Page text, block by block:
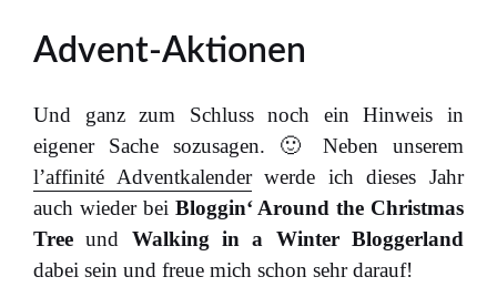
Advent-Aktionen
Und ganz zum Schluss noch ein Hinweis in
eigener Sache sozusagen. 🙂 Neben unserem
l’affinité Adventkalenderwerde ich dieses Jahr
auch wieder bei Bloggin‘ Around the Christmas
Tree und Walking in a Winter Bloggerland
dabei sein und freue mich schon sehr darauf!